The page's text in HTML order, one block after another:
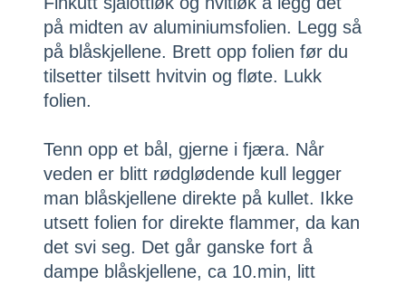
på midten av aluminiumsfolien. Legg så
på blåskjellene. Brett opp folien før du
tilsetter tilsett hvitvin og fløte. Lukk
folien.
Tenn opp et bål, gjerne i fjæra. Når
veden er blitt rødglødende kull legger
man blåskjellene direkte på kullet. Ikke
utsett folien for direkte flammer, da kan
det svi seg. Det går ganske fort å
dampe blåskjellene, ca 10.min, litt